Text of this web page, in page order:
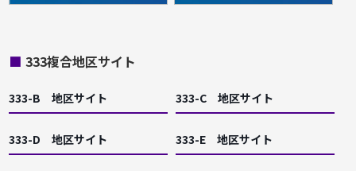
■ 333複合地区サイト
333-B 地区サイト 333-C 地区サイト
333-D 地区サイト 333-E 地区サイト